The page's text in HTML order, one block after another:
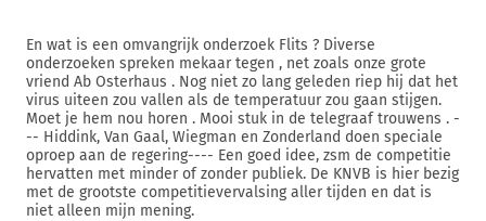
En wat is een omvangrijk onderzoek Flits ? Diverse
onderzoeken spreken mekaar tegen , net zoals onze grote
vriend Ab Osterhaus . Nog niet zo lang geleden riep hij dat het
virus uiteen zou vallen als de temperatuur zou gaan stijgen.
Moet je hem nou horen . Mooi stuk in de telegraaf trouwens . -
-- Hiddink, Van Gaal, Wiegman en Zonderland doen speciale
oproep aan de regering---- Een goed idee, zsm de competitie
hervatten met minder of zonder publiek. De KNVB is hier bezig
met de grootste competitievervalsing aller tijden en dat is
niet alleen mijn mening.